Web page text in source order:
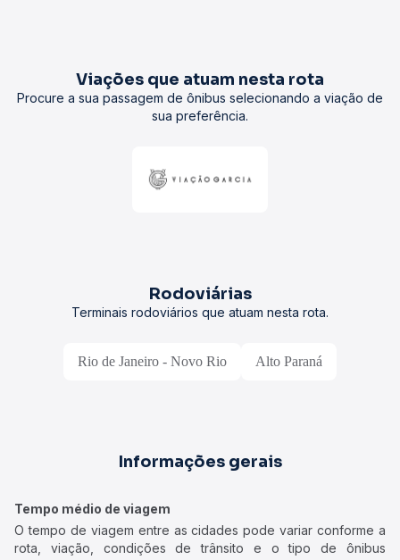
Viações que atuam nesta rota
Procure a sua passagem de ônibus selecionando a viação de
sua preferência.
Rodoviárias
Terminais rodoviários que atuam nesta rota.
Rio de Janeiro - Novo Rio Alto Paraná
Informações gerais
Tempo médio de viagem
O tempo de viagem entre as cidades pode variar conforme a
rota, viação, condições de trânsito e o tipo de ônibus